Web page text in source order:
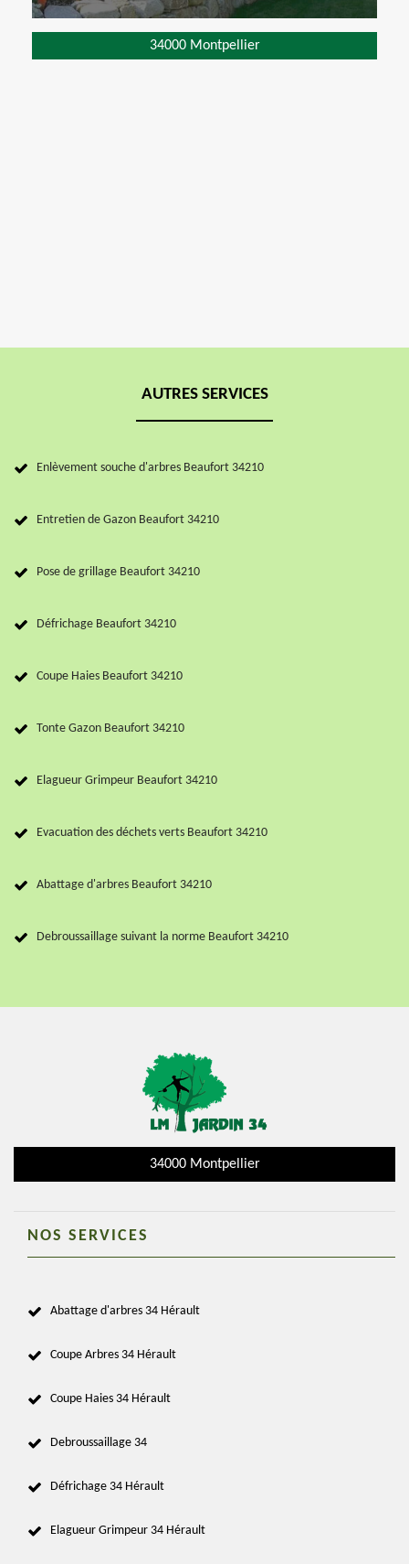
34000 Montpellier
AUTRES SERVICES
Enlèvement souche d'arbres Beaufort 34210
Entretien de Gazon Beaufort 34210
Pose de grillage Beaufort 34210
Défrichage Beaufort 34210
Coupe Haies Beaufort 34210
Tonte Gazon Beaufort 34210
Elagueur Grimpeur Beaufort 34210
Evacuation des déchets verts Beaufort 34210
Abattage d'arbres Beaufort 34210
Debroussaillage suivant la norme Beaufort 34210
34000 Montpellier
NOS SERVICES
Abattage d'arbres 34 Hérault
Coupe Arbres 34 Hérault
Coupe Haies 34 Hérault
Debroussaillage 34
Défrichage 34 Hérault
Elagueur Grimpeur 34 Hérault